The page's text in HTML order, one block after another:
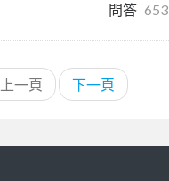
問答 653
上一頁 下一頁